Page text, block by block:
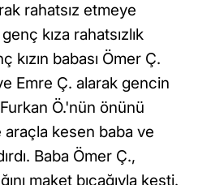
rahatsız etmeye
kıza rahatsızlık
babası Ömer Ç.
Emre Ç. alarak gencin
Ö.'nün önünü
kesen baba ve
Baba Ömer Ç.,
maket bıçağıyla kesti.